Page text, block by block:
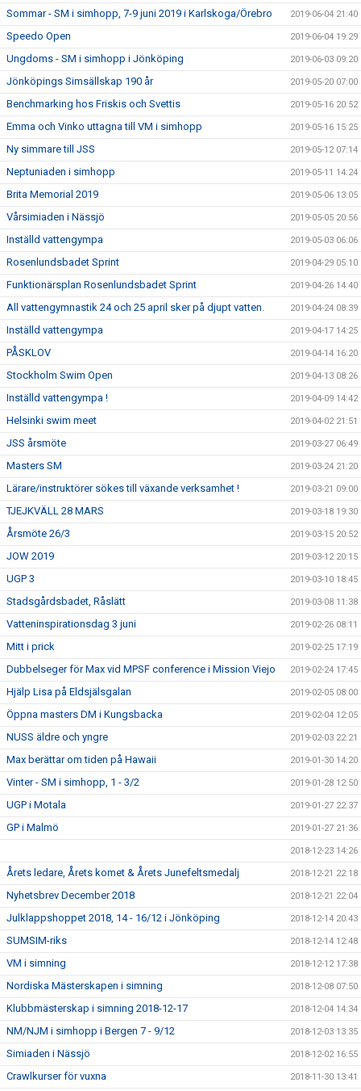
Sommar - SM i simhopp, 7-9 juni 2019 i Karlskoga/Örebro 2019-06-04 21:40
Speedo Open 2019-06-04 19:29
Ungdoms - SM i simhopp i Jönköping 2019-06-03 09:20
Jönköpings Simsällskap 190 år 2019-05-20 07:00
Benchmarking hos Friskis och Svettis 2019-05-16 20:52
Emma och Vinko uttagna till VM i simhopp 2019-05-16 15:25
Ny simmare till JSS 2019-05-12 07:14
Neptuniaden i simhopp 2019-05-11 14:24
Brita Memorial 2019 2019-05-06 13:05
Vårsimiaden i Nässjö 2019-05-05 20:56
Inställd vattengympa 2019-05-03 06:06
Rosenlundsbadet Sprint 2019-04-29 05:10
Funktionärsplan Rosenlundsbadet Sprint 2019-04-26 14:40
All vattengymnastik 24 och 25 april sker på djupt vatten. 2019-04-24 08:39
Inställd vattengympa 2019-04-17 14:25
PÅSKLOV 2019-04-14 16:20
Stockholm Swim Open 2019-04-13 08:26
Inställd vattengympa ! 2019-04-09 14:42
Helsinki swim meet 2019-04-02 21:51
JSS årsmöte 2019-03-27 06:49
Masters SM 2019-03-24 21:20
Lärare/instruktörer sökes till växande verksamhet ! 2019-03-21 09:00
TJEJKVÄLL 28 MARS 2019-03-18 19:30
Årsmöte 26/3 2019-03-15 20:52
JOW 2019 2019-03-12 20:15
UGP 3 2019-03-10 18:45
Stadsgårdsbadet, Råslätt 2019-03-08 11:38
Vatteninspirationsdag 3 juni 2019-02-26 08:11
Mitt i prick 2019-02-25 17:19
Dubbelseger för Max vid MPSF conference i Mission Viejo 2019-02-24 17:45
Hjälp Lisa på Eldsjälsgalan 2019-02-05 08:00
Öppna masters DM i Kungsbacka 2019-02-04 12:05
NUSS äldre och yngre 2019-02-03 22:21
Max berättar om tiden på Hawaii 2019-01-30 14:20
Vinter - SM i simhopp, 1 - 3/2 2019-01-28 12:50
UGP i Motala 2019-01-27 22:37
GP i Malmö 2019-01-27 21:36
2018-12-23 14:26
Årets ledare, Årets komet & Årets Junefeltsmedalj 2018-12-21 22:18
Nyhetsbrev December 2018 2018-12-21 22:04
Julklappshoppet 2018, 14 - 16/12 i Jönköping 2018-12-14 20:43
SUMSIM-riks 2018-12-14 12:48
VM i simning 2018-12-12 17:38
Nordiska Mästerskapen i simning 2018-12-08 07:50
Klubbmästerskap i simning 2018-12-17 2018-12-04 14:34
NM/NJM i simhopp i Bergen 7 - 9/12 2018-12-03 13:35
Simiaden i Nässjö 2018-12-02 16:55
Crawlkurser för vuxna 2018-11-30 13:41